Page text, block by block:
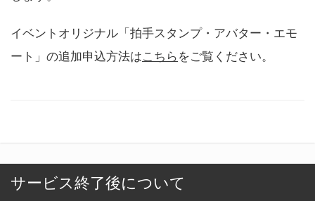
イベントオリジナル「拍手スタンプ・アバター・エモ
ート」の追加申込方法はこちら をご覧ください。
サービス終了後について